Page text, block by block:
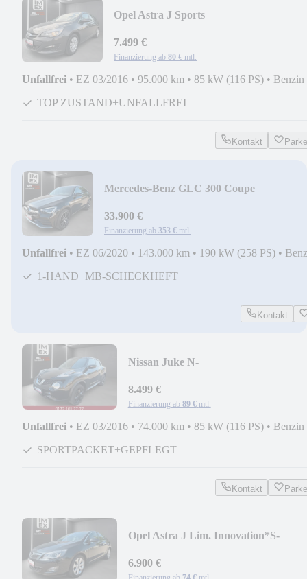
Opel Astra J Sports
HD*
7.499 €
Finanzierung ab 80 € mtl.
Unfallfrei • EZ 03/2016 • 95.000 km • 85 kW (116 PS) • Benzin
TOP ZUSTAND+UNFALLFREI
Kontakt
Mercedes-Benz GLC 300 Coupe
33.900 €
Finanzierung ab 353 € mtl.
Unfallfrei • EZ 06/2020 • 143.000 km • 190 kW (258 PS) •
1-HAND+MB-SCHECKHEFT
Kontakt
Nissan Juke N-
KAM+KLIMAAUT+KEYLESS
8.499 €
Finanzierung ab 89 € mtl.
Unfallfrei • EZ 03/2016 • 74.000 km • 85 kW (116 PS) • Benzin
SPORTPACKET+GEPFLEGT
Kontakt
Opel Astra J Lim. Innovation*S-
6.900 €